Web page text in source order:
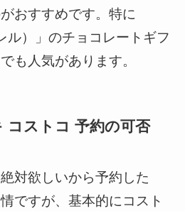
おすすめです。特に
ル）」のチョコレートギフ
も人気があります。
コストコ 予約の可否
対欲しいから予約した
ですが、基本的にコスト